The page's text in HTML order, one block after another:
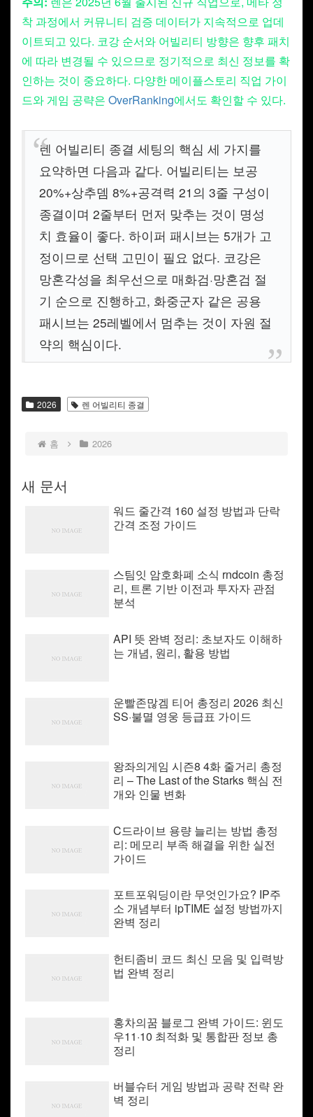
착 과정에서 커뮤니티 검증 데이터가 지속적으로 업데
이트되고 있다. 코강 순서와 어빌리티 방향은 향후 패치
에 따라 변경될 수 있으므로 정기적으로 최신 정보를 확
인하는 것이 중요하다. 다양한 메이플스토리 직업 가이
드와 게임 공략은 OverRanking에서도 확인할 수 있다.
렌 어빌리티 종결 세팅의 핵심 세 가지를
요약하면 다음과 같다. 어빌리티는 보공
20%+상추뎀 8%+공격력 21의 3줄 구성이
종결이며 2줄부터 먼저 맞추는 것이 명성
치 효율이 좋다. 하이퍼 패시브는 5개가 고
정이므로 선택 고민이 필요 없다. 코강은
망혼각성을 최우선으로 매화검·망혼검 절
기 순으로 진행하고, 화중군자 같은 공용
패시브는 25레벨에서 멈추는 것이 자원 절
약의 핵심이다.
2026 렌 어빌리티 종결
홈 2026
새 문서
워드 줄간격 160 설정 방법과 단락
간격 조정 가이드
스팀잇 암호화폐 소식 rndcoin 총정
리, 트론 기반 이전과 투자자 관점
분석
API 뜻 완벽 정리: 초보자도 이해하
는 개념, 원리, 활용 방법
운빨존많겜 티어 총정리 2026 최신
SS·불멸 영웅 등급표 가이드
왕좌의게임 시즌8 4화 줄거리 총정
리 – The Last of the Starks 핵심 전
개와 인물 변화
C드라이브 용량 늘리는 방법 총정
리: 메모리 부족 해결을 위한 실전
가이드
포트포워딩이란 무엇인가요? IP주
소 개념부터 ipTIME 설정 방법까지
완벽 정리
헌티좀비 코드 최신 모음 및 입력방
법 완벽 정리
홍차의꿈 블로그 완벽 가이드: 윈도
우11·10 최적화 및 통합판 정보 총
정리
버블슈터 게임 방법과 공략 전략 완
벽 정리